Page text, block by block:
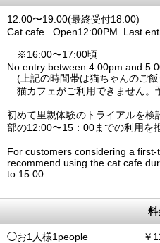
12:00〜19:00(最終受付18:00)
Cat cafe Open12:00PM Last
※16:00〜17:00頃
No entry between 4:00pm and
(上記の時間帯は猫ちゃんのご飯
猫カフェがご利用できません。
初めて里親体験のトライアルを検
部の12:00〜15：00までの利用を
For customers considering a
recommend using the cat cafe
to 15:00.
料
◯お1人様1people ￥1100